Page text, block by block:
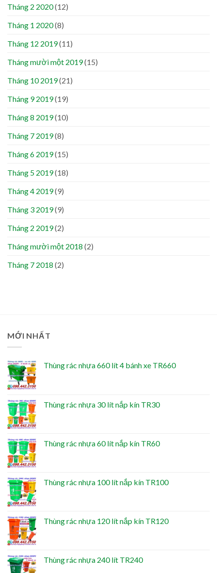
Tháng 2 2020(12)
Tháng 1 2020(8)
Tháng 12 2019(11)
Tháng mười một 2019(15)
Tháng 10 2019(21)
Tháng 9 2019(19)
Tháng 8 2019(10)
Tháng 7 2019(8)
Tháng 6 2019(15)
Tháng 5 2019(18)
Tháng 4 2019(9)
Tháng 3 2019(9)
Tháng 2 2019(2)
Tháng mười một 2018 (2)
Tháng 7 2018 (2)
MỚI NHẤT
Thùng rác nhựa 660 lít 4 bánh xe TR660
Thùng rác nhựa 30 lít nắp kín TR30
Thùng rác nhựa 60 lít nắp kín TR60
Thùng rác nhựa 100 lít nắp kín TR100
Thùng rác nhựa 120 lít nắp kín TR120
Thùng rác nhựa 240 lít TR240